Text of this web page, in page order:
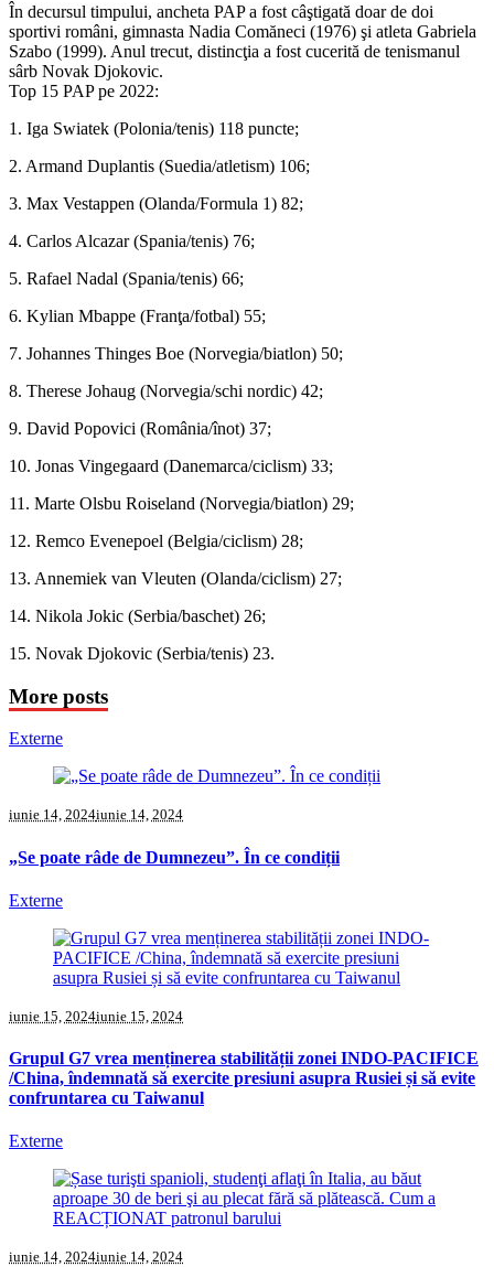
În decursul timpului, ancheta PAP a fost câştigată doar de doi
sportivi români, gimnasta Nadia Comăneci (1976) şi atleta Gabriela
Szabo (1999). Anul trecut, distincţia a fost cucerită de tenismanul
sârb Novak Djokovic.
Top 15 PAP pe 2022:
1. Iga Swiatek (Polonia/tenis) 118 puncte;
2. Armand Duplantis (Suedia/atletism) 106;
3. Max Vestappen (Olanda/Formula 1) 82;
4. Carlos Alcazar (Spania/tenis) 76;
5. Rafael Nadal (Spania/tenis) 66;
6. Kylian Mbappe (Franţa/fotbal) 55;
7. Johannes Thinges Boe (Norvegia/biatlon) 50;
8. Therese Johaug (Norvegia/schi nordic) 42;
9. David Popovici (România/înot) 37;
10. Jonas Vingegaard (Danemarca/ciclism) 33;
11. Marte Olsbu Roiseland (Norvegia/biatlon) 29;
12. Remco Evenepoel (Belgia/ciclism) 28;
13. Annemiek van Vleuten (Olanda/ciclism) 27;
14. Nikola Jokic (Serbia/baschet) 26;
15. Novak Djokovic (Serbia/tenis) 23.
More posts
Externe
iunie 14, 2024iunie 14, 2024
„Se poate râde de Dumnezeu”. În ce condiții
Externe
iunie 15, 2024iunie 15, 2024
Grupul G7 vrea menținerea stabilității zonei INDO-PACIFICE
/China, îndemnată să exercite presiuni asupra Rusiei și să evite
confruntarea cu Taiwanul
Externe
iunie 14, 2024iunie 14, 2024